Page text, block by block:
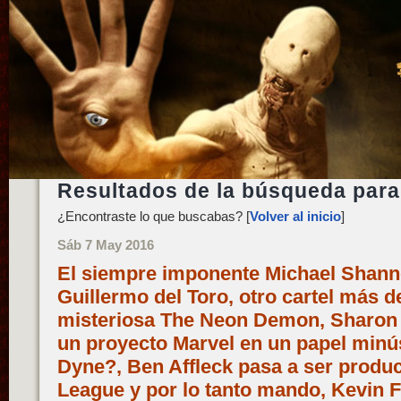
Resultados de la búsqueda
¿Encontraste lo que buscabas? [Volver al inicio]
Sáb 7 May 2016
El siempre imponente Michael
Guillermo del Toro, otro cartel más
misteriosa The Neon Demon,
un proyecto Marvel en un papel
Dyne?, Ben Affleck pasa a ser
League y por lo tanto mando, Kevin